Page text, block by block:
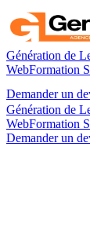
Génération de
WebFormation
Demander un
Génération de
WebFormation
Demander un